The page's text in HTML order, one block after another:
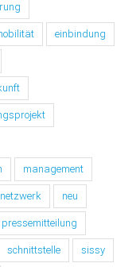
einbindung
management
netzwerk neu
pressemitteilung
schnittstelle sissy